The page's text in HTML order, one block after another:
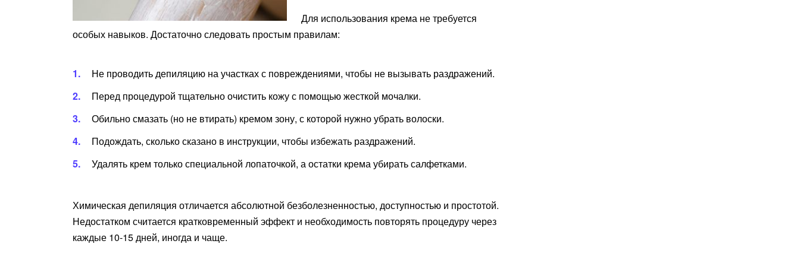
Для использования крема не требуется
особых навыков. Достаточно следовать простым правилам:
Не проводить депиляцию на участках с повреждениями, чтобы не вызывать раздражений.
Перед процедурой тщательно очистить кожу с помощью жесткой мочалки.
Обильно смазать (но не втирать) кремом зону, с которой нужно убрать волоски.
Подождать, сколько сказано в инструкции, чтобы избежать раздражений.
Удалять крем только специальной лопаточкой, а остатки крема убирать салфетками.
Химическая депиляция отличается абсолютной безболезненностью, доступностью и простотой.
Недостатком считается кратковременный эффект и необходимость повторять процедуру через
каждые 10-15 дней, иногда и чаще.